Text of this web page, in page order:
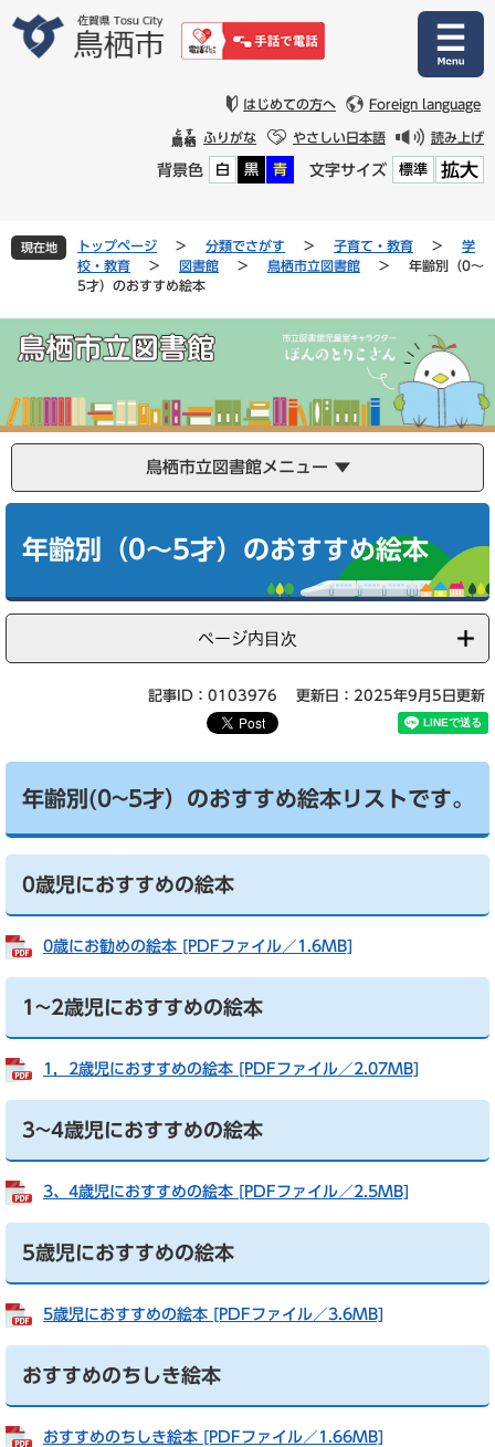
文
はじめての方へ Foreign language
ふりがな やさしい日本語 読み上げ
背景色 白 黒 青 文字サイズ 標準 拡大
現在地 トップページ > 分類でさがす > 子育て・教育 >
学
校・教育
> 図書館 > 鳥栖市立図書館 >
年齢別（0～
5才）のおすすめ絵本
鳥栖市立図書館メニュー
年齢別（0～5才）のおすすめ絵本
ページ内目次
記事ID：0103976 更新日：2025年9月5日更新
年齢別(0~5才）のおすすめ絵本リストです。
0歳児におすすめの絵本
0歳にお勧めの絵本 [PDFファイル／1.6MB]
1~2歳児におすすめの絵本
1，2歳児におすすめの絵本 [PDFファイル／2.07MB]
3~4歳児におすすめの絵本
3、4歳児におすすめの絵本 [PDFファイル／2.5MB]
5歳児におすすめの絵本
5歳児におすすめの絵本 [PDFファイル／3.6MB]
おすすめのちしき絵本
おすすめのちしき絵本 [PDFファイル／1.66MB]